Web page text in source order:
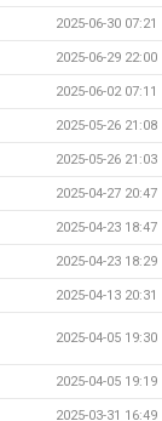
2025-06-30 07:21
2025-06-29 22:00
2025-06-02 07:11
2025-05-26 21:08
2025-05-26 21:03
2025-04-27 20:47
2025-04-23 18:47
2025-04-23 18:29
2025-04-13 20:31
2025-04-05 19:30
2025-04-05 19:19
2025-03-31 16:49